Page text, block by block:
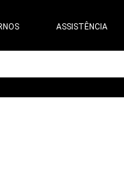
ASSISTÊNCIA